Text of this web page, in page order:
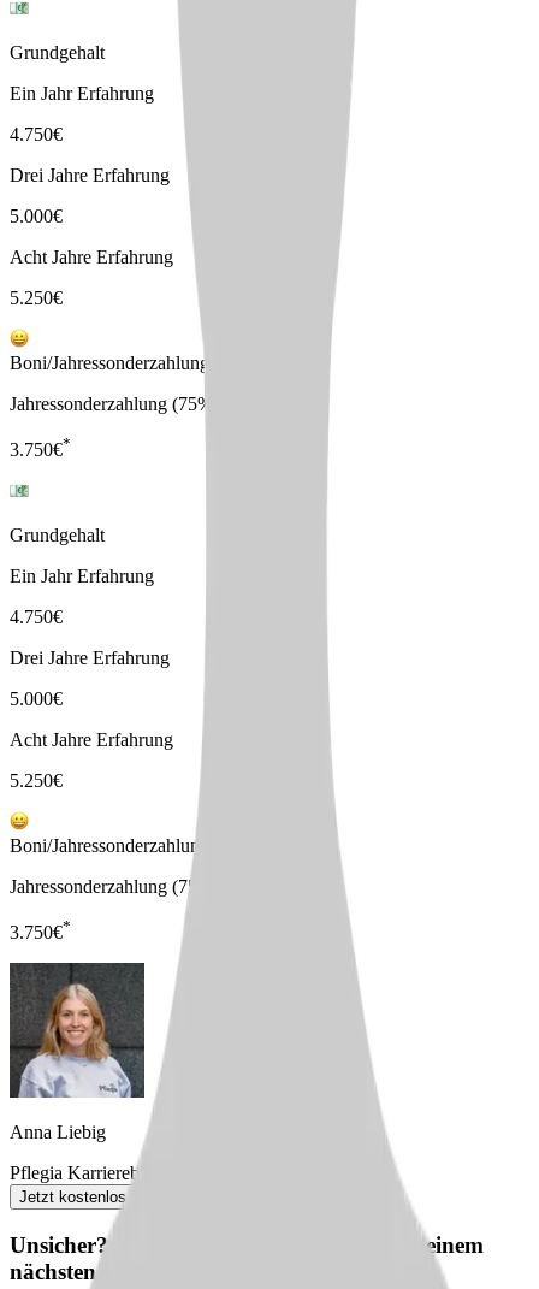
Grundgehalt
Ein Jahr Erfahrung
4.750€
Drei Jahre Erfahrung
5.000€
Acht Jahre Erfahrung
5.250€
Boni/Jahressonderzahlungen
Jahressonderzahlung (75%)
3.750€*
Grundgehalt
Ein Jahr Erfahrung
4.750€
Drei Jahre Erfahrung
5.000€
Acht Jahre Erfahrung
5.250€
Boni/Jahressonderzahlungen
Jahressonderzahlung (75%)
3.750€*
Anna Liebig
Pflegia Karriereberaterin
Jetzt kostenlos anfordern
Unsicher? Wir beraten dich kostenlos zu deinem
nächsten Karriereschritt